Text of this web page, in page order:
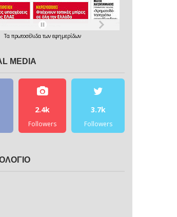
Τα πρωτοσέλιδατων εφημερίδων
MEDIA
2.4k
Followers
3.7k
Followers